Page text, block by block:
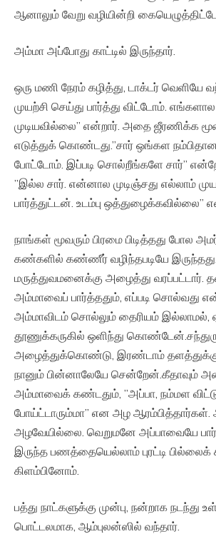
ஆனாலும் வேறு வழியின்றி
அம்மா அப்போது காட்டில் இருந்தார்.
ஒரு மணி நேரம் கழித்து, டாக்டர் வெளியே
முயற்சி செய்து பார்த்து விட்டோம்.
முடியவில்லை” என்றார். அதை ஜீரணிக்க
எடுத்துக் கொண்டது.”சார் ஒங்கள
போட்டோம். இப்படி சொல்றீங்களே சார்”
”இல்ல சார். என்னால முடிஞ்சது எல்லாம்
பார்த்துட்டன். உடம்பு ஒத்துழைக்கவில்லை”
நாங்கள் மூவரும் பிரமை பிடித்தது போல
கண்களில் கண்ணீர் வழிந்தபடியே
மருத்துவமனைக்கு அழைத்து வரப்பட்டார்.
அம்மாவைப் பார்த்ததும், எப்படி சொல்வது
அம்மாவிடம் சொல்லும் தைரியம் இல்லாமல்,
தூணுக்கருகில் ஒளிந்து
அழைத்துக்கொண்டு, இரண்டாம்
நானும் பின்னாலேயே சென்றேன்.கீதாவும்
அம்மாவைக் கண்டதும், ”அப்பா, நம்மள
போய்ட்டாரும்மா” என அழ ஆரம்பித்தார்கள்.
அழவேயில்லை. வெறுமனே அப்பாவையே
இருந்த பணத்தையெல்லாம் புரட்டி பில்லைக்
கிளம்பினோம்.
பத்து நாட்களுக்கு முன்பு, நன்றாக நடந்து
பொட்டலமாக, ஆம்புலன்ஸில் வந்தார்.